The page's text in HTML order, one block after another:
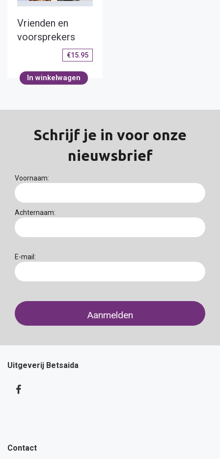
Vrienden en
voorsprekers
€15.95
In winkelwagen
Schrijf je in voor onze
nieuwsbrief
Voornaam:
Achternaam:
E-mail:
Uitgeverij Betsaida
Contact